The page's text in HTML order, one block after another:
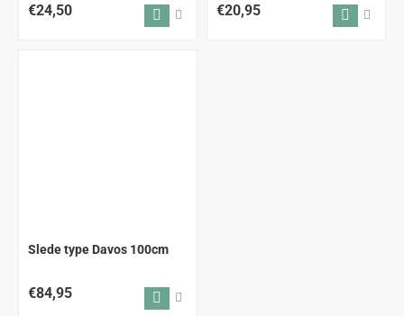
€24,50 €20,95
ALLEEN AFHALEN
Slede type Davos 100cm
€84,95